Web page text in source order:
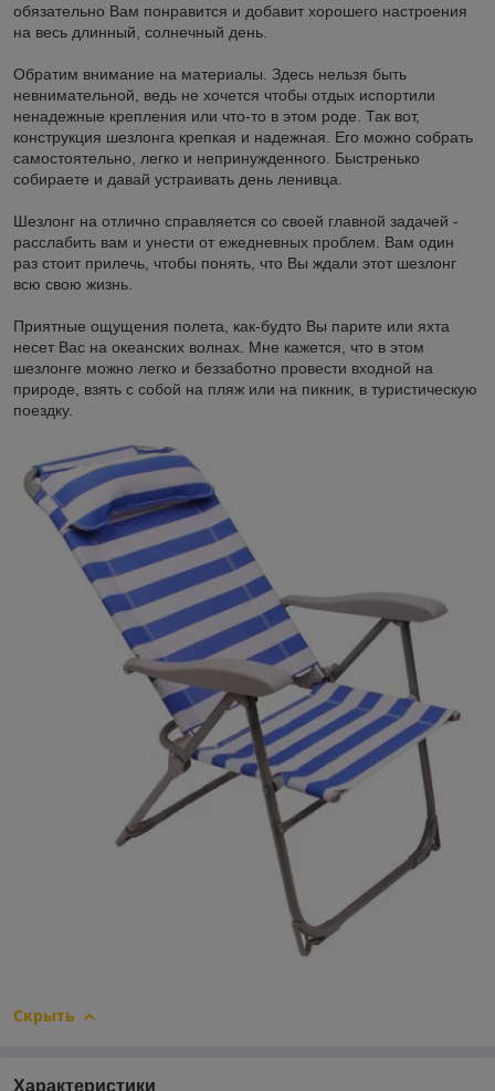
обязательно Вам понравится и добавит хорошего настроения
на весь длинный, солнечный день.
Обратим внимание на материалы. Здесь нельзя быть
невнимательной, ведь не хочется чтобы отдых испортили
ненадежные крепления или что-то в этом роде. Так вот,
конструкция шезлонга крепкая и надежная. Его можно собрать
самостоятельно, легко и непринужденного. Быстренько
собираете и давай устраивать день ленивца.
Шезлонг на отлично справляется со своей главной задачей -
расслабить вам и унести от ежедневных проблем. Вам один
раз стоит прилечь, чтобы понять, что Вы ждали этот шезлонг
всю свою жизнь.
Приятные ощущения полета, как-будто Вы парите или яхта
несет Вас на океанских волнах. Мне кажется, что в этом
шезлонге можно легко и беззаботно провести входной на
природе, взять с собой на пляж или на пикник, в туристическую
поездку.
Скрыть
Характеристики